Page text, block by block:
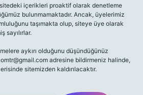
içerikleri proaktif olarak denetleme
bulunmamaktadır. Ancak, üyelerimiz
taşımakta olup, siteye üye olarak
sayılırlar.
aykırı olduğunu düşündüğünüz
adresine bildirmeniz halinde,
sitemizden kaldırılacaktır.